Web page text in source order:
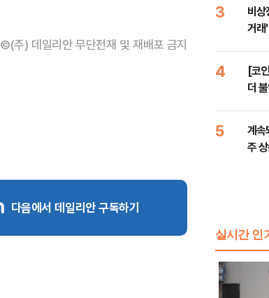
©(주) 데일리안 무단전재 및 재배포 금지
다음에서 데일리안 구독하기
3
비상
거래
4
[코
더
5
계
주